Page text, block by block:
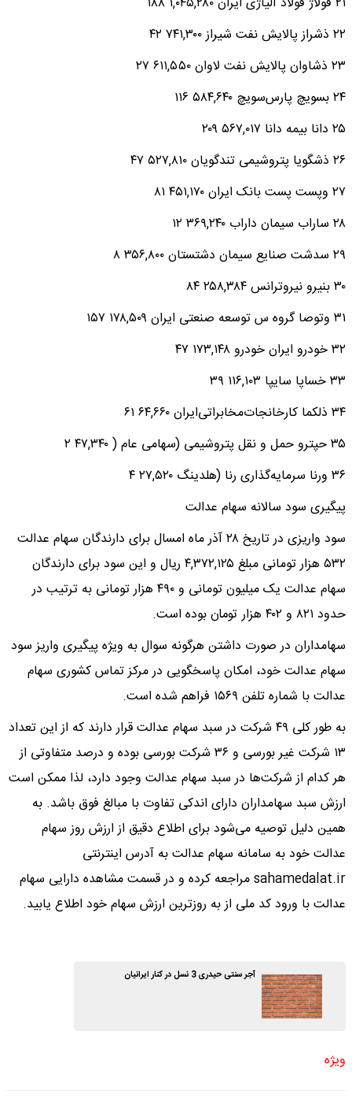
۲۲ ذشراز پالایش نفت شیراز ۷۴۱,۳۰۰ ۴۲
۲۳ ذشاوان پالایش نفت لاوان ۶۱۱,۵۵۰ ۲۷
۲۴ بسویچ پارس‌سویچ‌ ۵۸۴,۶۴۰ ۱۱۶
۲۵ دانا بیمه دانا ۵۶۷,۰۱۷ ۲۰۹
۲۶ ذشگویا پتروشیمی تندگویان ۵۲۷,۸۱۰ ۴۷
۲۷ وپست پست بانک ایران ۴۵۱,۱۷۰ ۸۱
۲۸ ساراب سیمان داراب‌ ۳۶۹,۲۴۰ ۱۲
۲۹ سدشت صنایع سیمان دشتستان ۳۵۶,۸۰۰ ۸
۳۰ بنیرو نیروترانس‌ ۲۵۸,۳۸۴ ۸۴
۳۱ وتوصا گروه س توسعه صنعتی ایران ۱۷۸,۵۰۹ ۱۵۷
۳۲ خودرو ایران خودرو ۱۷۳,۱۴۸ ۴۷
۳۳ خساپا سایپا ۱۱۶,۱۰۳ ۳۹
۳۴ ذلکما کارخانجات‌مخابراتی‌ایران‌ ۶۴,۶۶۰ ۶۱
۳۵ حپترو حمل و نقل پتروشیمی (سهامی عام ( ۴۷,۳۴۰ ۲
۳۶ ورنا سرمایه‌گذاری رنا (هلدینگ‌ ۲۷,۵۲۰ ۴
پیگیری سود سالانه سهام عدالت
سود واریزی در تاریخ ۲۸ آذر ماه امسال برای دارندگان سهام عدالت
۵۳۲ هزار تومانی مبلغ ۴,۳۷۲,۱۲۵ ریال و این سود برای دارندگان
سهام عدالت یک میلیون تومانی و ۴۹۰ هزار تومانی به ترتیب در
حدود ۸۲۱ و ۴۰۲ هزار تومان بوده است.
سهامداران در صورت داشتن هرگونه سوال به ویژه پیگیری واریز سود
سهام عدالت خود، امکان پاسخگویی در مرکز تماس کشوری سهام
عدالت با شماره تلفن ۱۵۶۹ فراهم شده است.
به طور کلی ۴۹ شرکت در سبد سهام عدالت قرار دارند که از این تعداد
۱۳ شرکت غیر بورسی و ۳۶ شرکت بورسی بوده و درصد متفاوتی از
هر کدام از شرکت‌ها در سبد سهام عدالت وجود دارد، لذا ممکن است
ارزش سبد سهامداران دارای اندکی تفاوت با مبالغ فوق باشد. به
همین دلیل توصیه می‌شود برای اطلاع دقیق از ارزش روز سهام
عدالت خود به سامانه سهام عدالت به آدرس اینترنتی
sahamedalat.ir مراجعه کرده و در قسمت مشاهده دارایی سهام
عدالت با ورود کد ملی از به روزترین ارزش سهام خود اطلاع یابید.
آجر سنتی حیدری 3 نسل در کنار ایرانیان
ویژه